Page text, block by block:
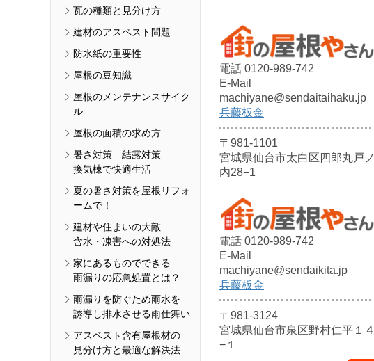
瓦の種類と見分け方
建材のアスベスト問題
防水紙の重要性
屋根の豆知識
屋根のメンテナンスサイク
ル
屋根の面積の求め方
暑さ対策 結露対策
換気棟で快適生活
夏の暑さ対策を屋根リフォ
ームで！
建材や住まいの大敵
含水・凍害への対処法
家にあるものでできる
雨漏りの応急処置とは？
雨漏りを防ぐため雨水を
誘導し排水させる雨仕舞い
アスベスト含有屋根材の
見分け方と最適な解決法
電話 0120-989-742
E-Mail
machiyane@sendaitaihaku.jp
兵藤板金
〒981-1101
宮城県仙台市太白区四郎丸戸ノ
内28−1
電話 0120-989-742
E-Mail
machiyane@sendaikita.jp
兵藤板金
〒981-3124
宮城県仙台市泉区野村仁平１４
−１